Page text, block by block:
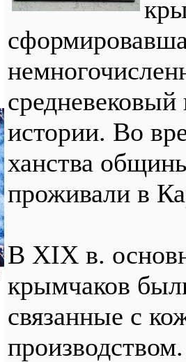
истории. Во
ханства
проживали в
В XIX в.
крымчаков
связанные с